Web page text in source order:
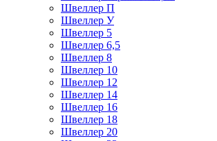
Швеллер П
Швеллер У
Швеллер 5
Швеллер 6,5
Швеллер 8
Швеллер 10
Швеллер 12
Швеллер 14
Швеллер 16
Швеллер 18
Швеллер 20